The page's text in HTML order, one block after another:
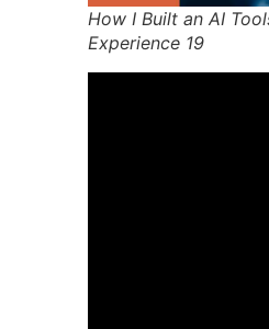
How I Built an AI
Experience 19